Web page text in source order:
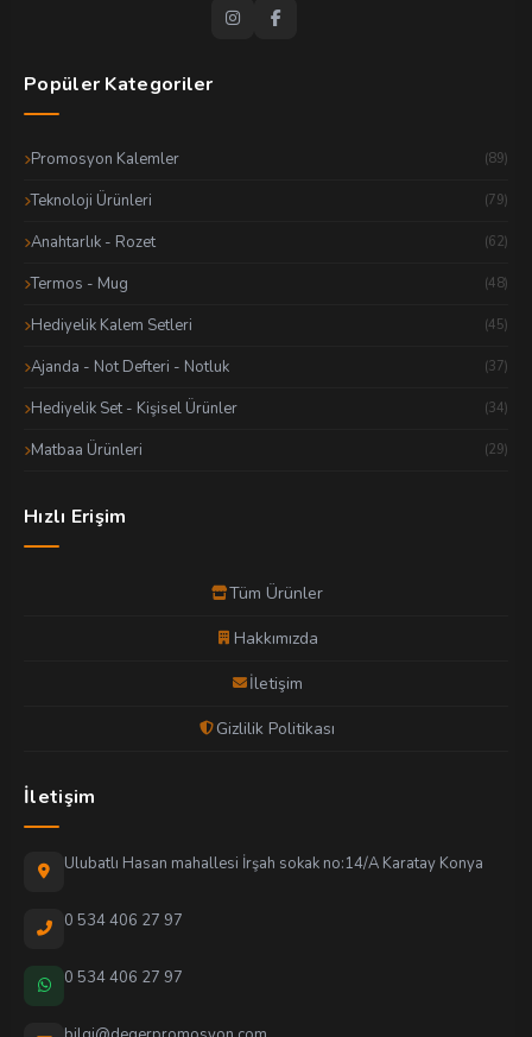
Popüler Kategoriler
Promosyon Kalemler (89)
Teknoloji Ürünleri (79)
Anahtarlık - Rozet (62)
Termos - Mug (48)
Hediyelik Kalem Setleri (45)
Ajanda - Not Defteri - Notluk (37)
Hediyelik Set - Kişisel Ürünler (34)
Matbaa Ürünleri (29)
Hızlı Erişim
Tüm Ürünler
Hakkımızda
İletişim
Gizlilik Politikası
İletişim
Ulubatlı Hasan mahallesi İrşah sokak no:14/A Karatay Konya
0 534 406 27 97
0 534 406 27 97